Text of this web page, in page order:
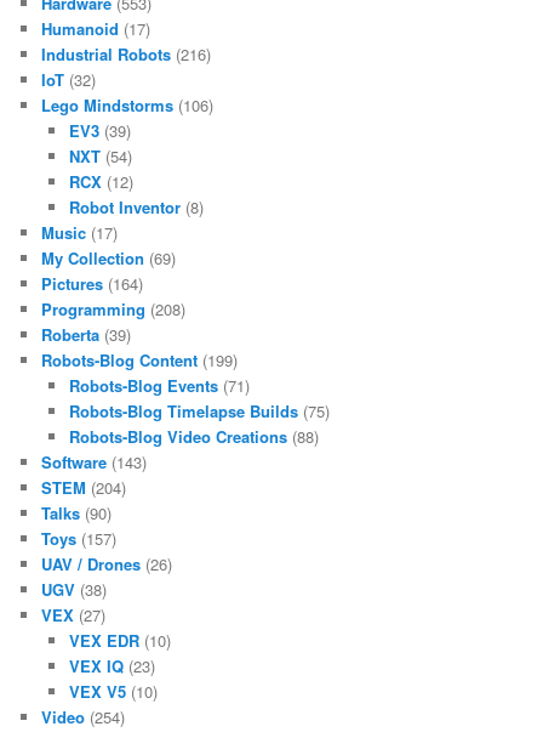
Humanoid (17)
Industrial Robots (216)
IoT (32)
Lego Mindstorms (106)
EV3(39)
NXT(54)
RCX(12)
Robot Inventor(8)
Music (17)
My Collection (69)
Pictures (164)
Programming (208)
Roberta (39)
Robots-Blog Content (199)
Robots-Blog Events(71)
Robots-Blog Timelapse Builds(75)
Robots-Blog Video Creations(88)
Software (143)
STEM (204)
Talks (90)
Toys (157)
UAV / Drones (26)
UGV (38)
VEX (27)
VEX EDR(10)
VEX IQ(23)
VEX V5(10)
Video (254)